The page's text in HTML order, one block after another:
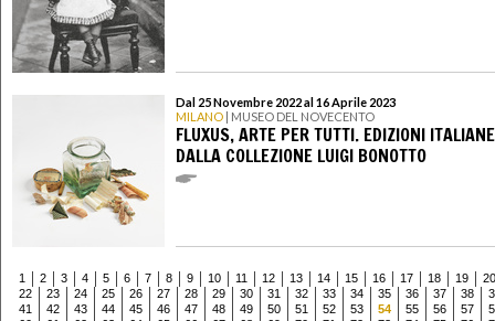
Dal 25 Novembre 2022 al 16 Aprile 2023
MILANO | MUSEO DEL NOVECENTO
FLUXUS, ARTE PER TUTTI. EDIZIONI ITALIANE
DALLA COLLEZIONE LUIGI BONOTTO
1 2 3 4 5 6 7 8 9 10 11 12 13 14 15 16 17 18 19
20
22
23 24 25 26 27 28 29 30 31 32 33 34 35 36 37 38
41
42 43 44 45 46 47 48 49 50 51 52 53 54 55 56 57